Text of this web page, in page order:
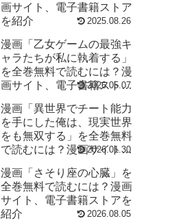
画サイト、電子書籍ストア
を紹介
2025.08.26
漫画「乙女ゲームの最強キ
ャラたちが私に執着する」
を全巻無料で読むには？漫
画サイト、電子書籍ストア
2026.05.07
漫画「異世界でチート能力
を手にした俺は、現実世界
をも無双する」を全巻無料
で読むには？漫画サイト、
2026.01.30
漫画「さそり座の心臓」を
全巻無料で読むには？漫画
サイト、電子書籍ストアを
紹介
2026.08.05